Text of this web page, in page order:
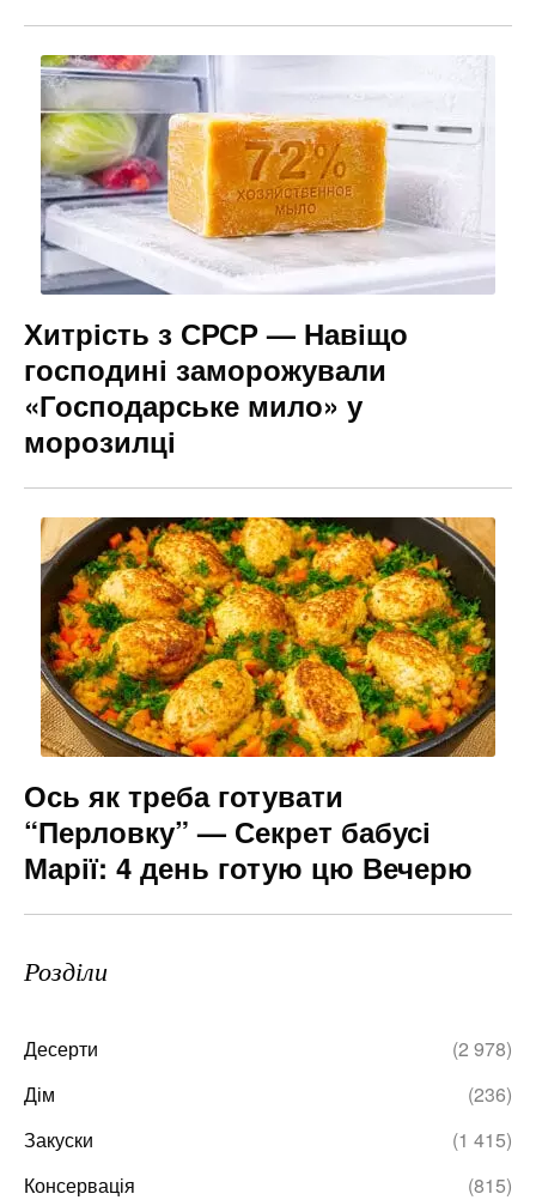
Хитрість з СРСР — Навіщо
господині заморожували
«Господарське мило» у
морозилці
Ось як треба готувати
“Перловку” — Секрет бабусі
Марії: 4 день готую цю Вечерю
Розділи
Десерти
(2 978)
Дім
(236)
Закуски
(1 415)
Консервація
(815)